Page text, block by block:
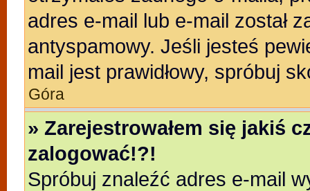
adres e-mail lub e-mail został
antyspamowy. Jeśli jesteś
mail jest prawidłowy, spróbuj
Góra
» Zarejestrowałem się jakiś
zalogować!?!
Spróbuj znaleźć adres e-mail